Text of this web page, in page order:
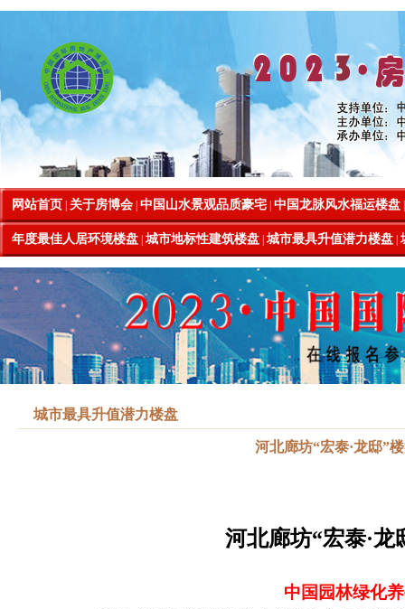
网站首页 关于房博会 中国山水景观品质豪宅 中国龙脉风水福运楼盘
年度最佳人居环境楼盘 城市地标性建筑楼盘 城市最具升值潜力楼盘
城市最具升值潜力楼盘
河北廊坊“宏泰·龙邸”
河北廊坊“宏泰·龙
中国园林绿化